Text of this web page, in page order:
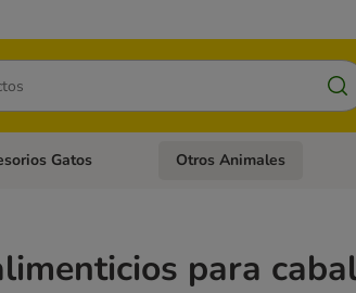
Perros
categoria abierto: Comida Gatos
Gatos Menú de categoria abierto:
Otros Animales
para